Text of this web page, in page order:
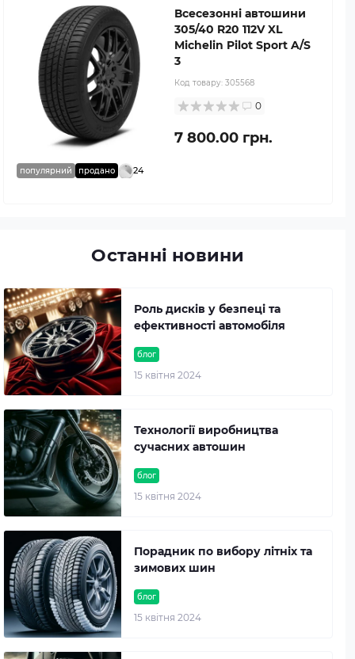
популярний продано 24
Всесезонні автошини
305/40 R20 112V XL
Michelin Pilot Sport A/S
3
Код товару: 305568
0
7 800.00 грн.
Останні новини
блог
15 квітня 2024
Роль дисків у безпеці та
ефективності автомобіля
блог
15 квітня 2024
Технології виробництва
сучасних автошин
блог
15 квітня 2024
Порадник по вибору літніх та
зимових шин